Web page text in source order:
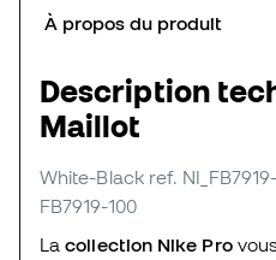
À propos du produit
Description
Maillot
White-Black ref.
FB7919-100
Lacollection Nike Pro